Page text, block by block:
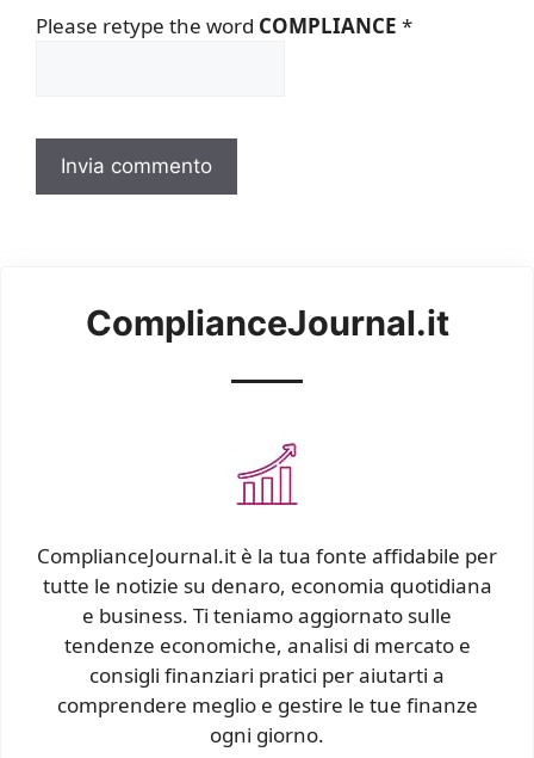
Please retype the word COMPLIANCE *
ComplianceJournal.it
ComplianceJournal.it è la tua fonte affidabile per
tutte le notizie su denaro, economia quotidiana
e business. Ti teniamo aggiornato sulle
tendenze economiche, analisi di mercato e
consigli finanziari pratici per aiutarti a
comprendere meglio e gestire le tue finanze
ogni giorno.